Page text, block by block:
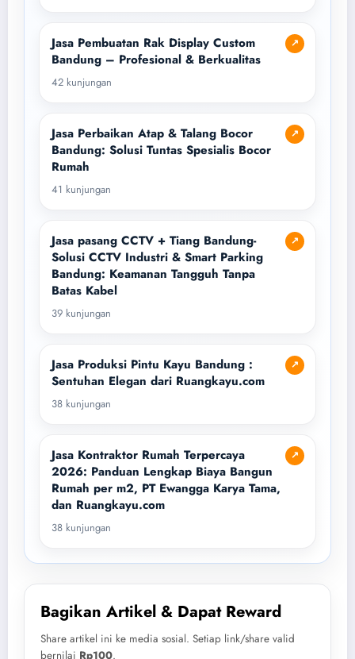
↗
Jasa Pembuatan Rak Display Custom
Bandung – Profesional & Berkualitas
42 kunjungan
↗
Jasa Perbaikan Atap & Talang Bocor
Bandung: Solusi Tuntas Spesialis Bocor
Rumah
41 kunjungan
↗
Jasa pasang CCTV + Tiang Bandung-
Solusi CCTV Industri & Smart Parking
Bandung: Keamanan Tangguh Tanpa
Batas Kabel
39 kunjungan
↗
Jasa Produksi Pintu Kayu Bandung :
Sentuhan Elegan dari Ruangkayu.com
38 kunjungan
↗
Jasa Kontraktor Rumah Terpercaya
2026: Panduan Lengkap Biaya Bangun
Rumah per m2, PT Ewangga Karya Tama,
dan Ruangkayu.com
38 kunjungan
Bagikan Artikel & Dapat Reward
Share artikel ini ke media sosial. Setiap link/share valid
bernilai Rp100.